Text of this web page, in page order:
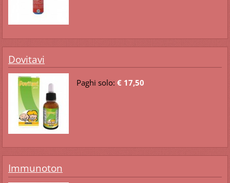
Dovitavi
Paghi solo: € 17,50
Immunoton